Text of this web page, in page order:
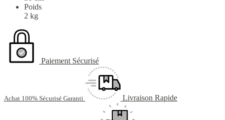
Poids
2 kg
Paiement Sécurisé
Achat 100% Sécurisé Garanti Livraison Rapide